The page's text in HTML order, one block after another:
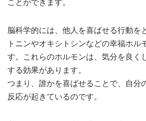
ことができます。
脳科学的には、他人を喜ばせる行動を
トニンやオキシトシンなどの幸福ホル
す。これらのホルモンは、気分を良く
する効果があります。
つまり、誰かを喜ばせることで、自分
反応が起きているのです。